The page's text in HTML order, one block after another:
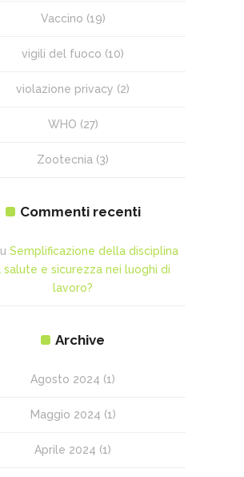
Vaccino (19)
vigili del fuoco (10)
violazione privacy (2)
WHO (27)
Zootecnia (3)
Commenti recenti
Semplificazione della disciplina
salute e sicurezza nei luoghi di
lavoro?
Archive
Agosto 2024 (1)
Maggio 2024 (1)
Aprile 2024 (1)